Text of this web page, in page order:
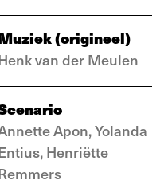
(origineel)
van der Meulen
Apon, Yolanda
Henriëtte